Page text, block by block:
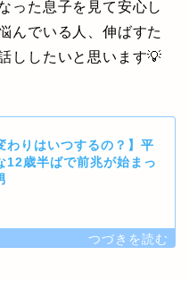
った息子を見て安心し
んでいる人、伸ばすた
ししたいと思います💡
わりはいつするの？】平
12歳半ばで前兆が始まっ